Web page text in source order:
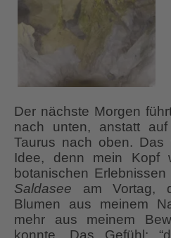
Der nächste Morgen
nach unten, anstatt
Taurus nach oben.
Idee, denn mein
botanischen
Saldasee am Vortag,
Blumen aus meinem
mehr aus meinem
konnte. Das Gefühl: